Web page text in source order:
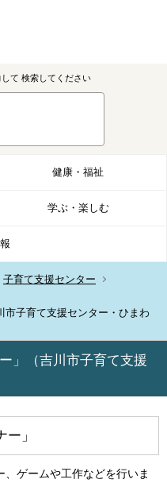
て 検索してください
健康・福祉
学ぶ・楽しむ
子育て支援センター
市子育て支援センター・ひまわ
」（吉川市子育て支援
」
ゲームや工作などを行いま